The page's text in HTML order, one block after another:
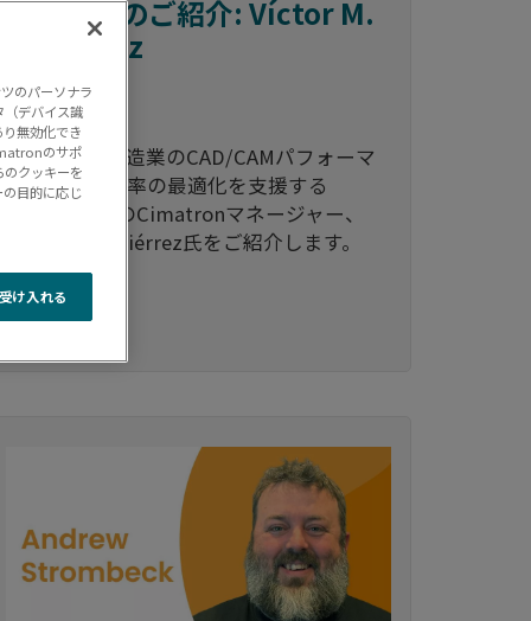
再販業者のご紹介: Víctor M.
Gutiérrez
2026-06-04
スペインの製造業のCAD/CAMパフォーマ
ンスとCNC効率の最適化を支援する
Cimatech社のCimatronマネージャー、
Víctor M. Gutiérrez氏をご紹介します。
のパーソナラ
（デバイス識
無効化でき
のサポ
クッキーを
目的に応じ
け入れる